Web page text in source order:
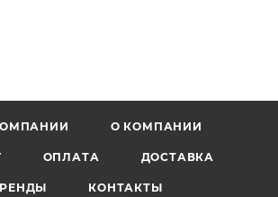
О КОМПАНИИ
ОПЛАТА ДОСТАВКА
КОНТАКТЫ